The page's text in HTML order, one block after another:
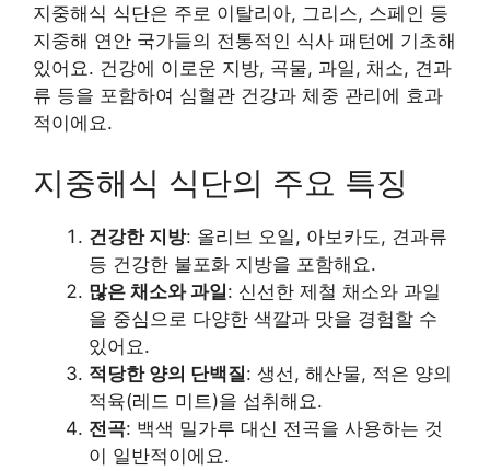
지중해식 식단은 주로 이탈리아, 그리스, 스페인 등
지중해 연안 국가들의 전통적인 식사 패턴에 기초해
있어요. 건강에 이로운 지방, 곡물, 과일, 채소, 견과
류 등을 포함하여 심혈관 건강과 체중 관리에 효과
적이에요.
지중해식 식단의 주요 특징
건강한 지방: 올리브 오일, 아보카도, 견과류
등 건강한 불포화 지방을 포함해요.
많은 채소와 과일: 신선한 제철 채소와 과일
을 중심으로 다양한 색깔과 맛을 경험할 수
있어요.
적당한 양의 단백질: 생선, 해산물, 적은 양의
적육(레드 미트)을 섭취해요.
전곡: 백색 밀가루 대신 전곡을 사용하는 것
이 일반적이에요.